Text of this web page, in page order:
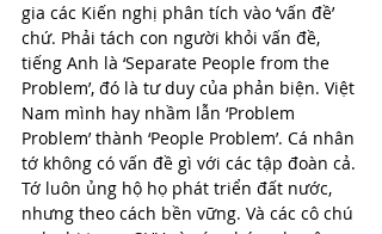
gia các Kiến nghị phân tích vào ‘vấn đề’
chứ. Phải tách con người khỏi vấn đề,
tiếng Anh là ‘Separate People from the
Problem’, đó là tư duy của phản biện. Việt
Nam mình hay nhầm lẫn ‘Problem
Problem’ thành ‘People Problem’. Cá nhân
tớ không có vấn đề gì với các tập đoàn cả.
Tớ luôn ủng hộ họ phát triển đất nước,
nhưng theo cách bền vững. Và các cô chú